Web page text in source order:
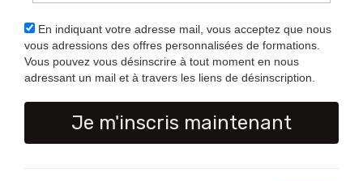
En indiquant votre adresse mail, vous acceptez que nous
vous adressions des offres personnalisées de formations.
Vous pouvez vous désinscrire à tout moment en nous
adressant un mail et à travers les liens de désinscription.
Je m'inscris maintenant